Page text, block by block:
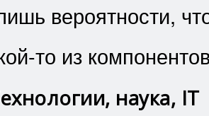
вероятности,
то из
наука, IT